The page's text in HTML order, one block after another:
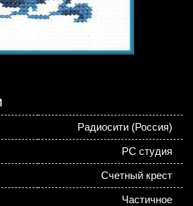
Радиосити (Россия)
РС студия
Счетный крест
Частичное